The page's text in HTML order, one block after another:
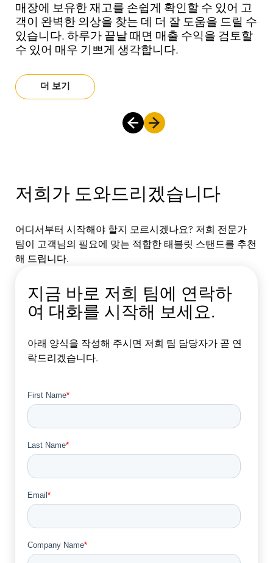
매장에 보유한 재고를 손쉽게 확인할 수 있어 고
객이 완벽한 의상을 찾는 데 더 잘 도움을 드릴 수
있습니다. 하루가 끝날 때면 매출 수익을 검토할
수 있어 매우 기쁘게 생각합니다.
더 보기
고객들은 이를 통해 정보를 확인하고 더 다양한
상품을 쇼핑합니다. CT101 아이패드를 어떠한
손상으로부터도 CT101 충전 상태를 유지해 항
상 사용 가능한 상태로 유지합니다.
더 보기
"불필요한 고객 대기 시간을 줄여주는 유연한 방
식입니다… 소중한 공간을 차지하는 거대한 계산
대가 없어, 그 공간에 브랜드와 제품을 전시하는
데 활용할 수 있습니다."
더 보기
매장에 보유한 재고를 손쉽게 확인할 수 있어 고
객이 완벽한 의상을 찾는 데 더 잘 도움을 드릴 수
있습니다. 하루가 끝날 때면 매출 수익을 검토할
수 있어 매우 기쁘게 생각합니다.
더 보기
고객들은 이를 통해 정보를 확인하고 더 다양한
상품을 쇼핑합니다. CT101 아이패드를 어떠한
손상으로부터도 CT101 충전 상태를 유지해 항
상 사용 가능한 상태로 유지합니다.
더 보기
"불필요한 고객 대기 시간을 줄여주는 유연한 방
식입니다… 소중한 공간을 차지하는 거대한 계산
대가 없어, 그 공간에 브랜드와 제품을 전시하는
데 활용할 수 있습니다."
더 보기
매장에 보유한 재고를 손쉽게 확인할 수 있어 고
객이 완벽한 의상을 찾는 데 더 잘 도움을 드릴 수
있습니다. 하루가 끝날 때면 매출 수익을 검토할
수 있어 매우 기쁘게 생각합니다.
더 보기
고객들은 이를 통해 정보를 확인하고 더 다양한
상품을 쇼핑합니다. CT101 아이패드를 어떠한
손상으로부터도 CT101 충전 상태를 유지해 항
상 사용 가능한 상태로 유지합니다.
더 보기
"불필요한 고객 대기 시간을 줄여주는 유연한 방
식입니다… 소중한 공간을 차지하는 거대한 계산
대가 없어, 그 공간에 브랜드와 제품을 전시하는
데 활용할 수 있습니다."
더 보기
저희가 도와드리겠습니다
어디서부터 시작해야 할지 모르시겠나요? 저희 전문가
팀이 고객님의 필요에 맞는 적합한 태블릿 스탠드를 추천
해 드립니다.
지금 바로 저희 팀에 연락하
여 대화를 시작해 보세요.
아래 양식을 작성해 주시면 저희 팀 담당자가 곧 연
락드리겠습니다.